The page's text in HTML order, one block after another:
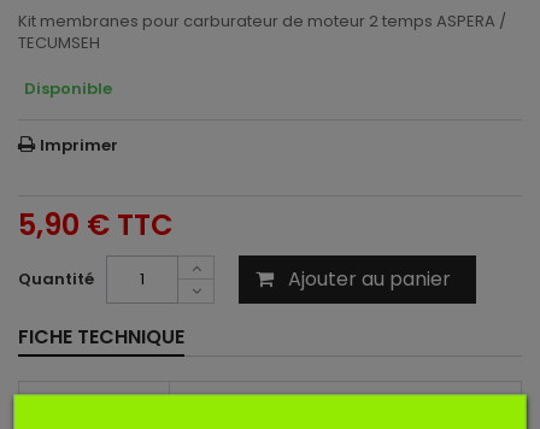
Kit membranes pour carburateur de moteur 2 temps ASPERA /
TECUMSEH
Disponible
Imprimer
5,90 € TTC
Quantité Ajouter au panier
FICHE TECHNIQUE
Nombre de